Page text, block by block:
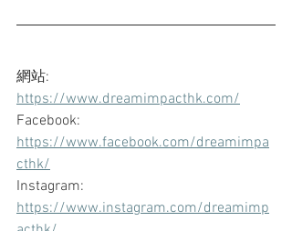
網站:
https://www.dreamimpacthk.com/
Facebook:
https://www.facebook.com/dreamimpa
cthk/
Instagram:
https://www.instagram.com/dreamimp